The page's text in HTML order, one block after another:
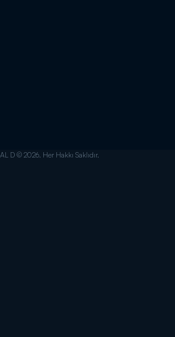
D © 2026. Her Hakkı Saklıdır.